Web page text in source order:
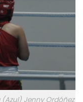
Jenny Ordóñez